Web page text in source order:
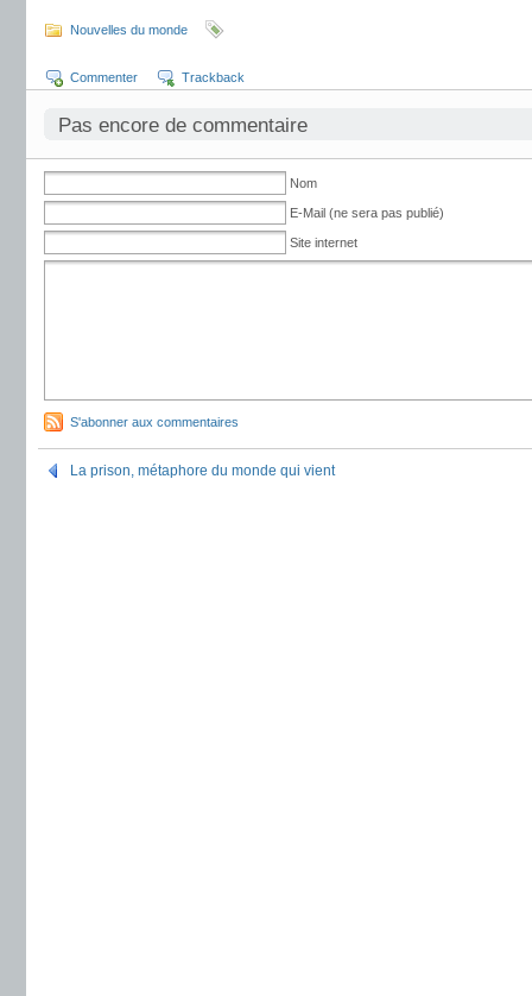
Nouvelles du monde
Commenter Trackback
Pas encore de commentaire
Nom
E-Mail (ne sera pas publié)
Site internet
S'abonner aux commentaires
La prison, métaphore du monde qui vient